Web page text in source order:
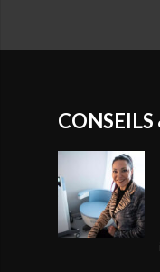
CONSEILS